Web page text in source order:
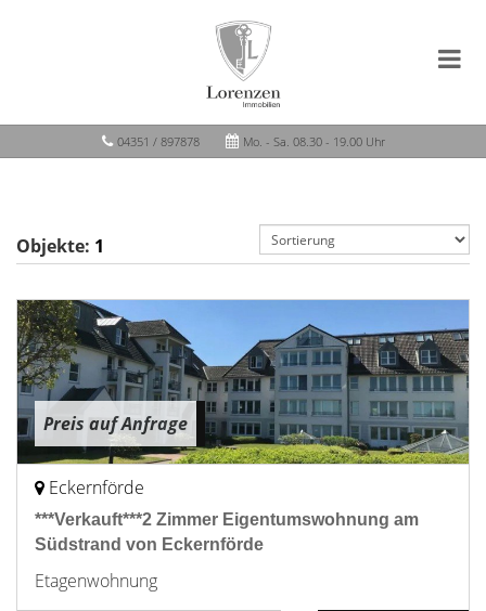
04351 / 897878 Mo. - Sa. 08.30 - 19.00 Uhr
Objekte: 1
Preis auf Anfrage
Eckernförde
***Verkauft***2 Zimmer Eigentumswohnung am
Südstrand von Eckernförde
Etagenwohnung